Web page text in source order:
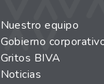
Nuestro equipo
Gobierno
Gritos BIVA
Noticias